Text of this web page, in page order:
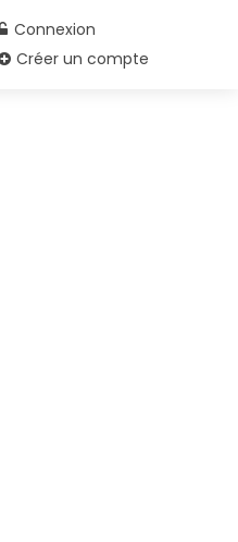
Connexion
Créer un compte